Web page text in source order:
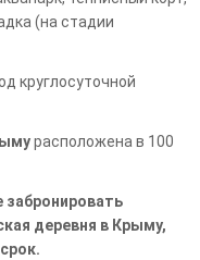
(на стадии
круглосуточной
расположена в 100
деревня в Крыму,